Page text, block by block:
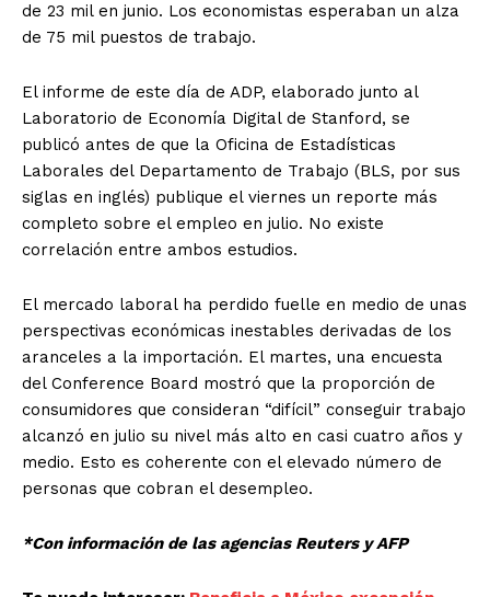
de 23 mil en junio. Los economistas esperaban un alza
de 75 mil puestos de trabajo.
El informe de este día de ADP, elaborado junto al
Laboratorio de Economía Digital de Stanford, se
publicó antes de que la Oficina de Estadísticas
Laborales del Departamento de Trabajo (BLS, por sus
siglas en inglés) publique el viernes un reporte más
completo sobre el empleo en julio. No existe
correlación entre ambos estudios.
El mercado laboral ha perdido fuelle en medio de unas
perspectivas económicas inestables derivadas de los
aranceles a la importación. El martes, una encuesta
del Conference Board mostró que la proporción de
consumidores que consideran “difícil” conseguir trabajo
alcanzó en julio su nivel más alto en casi cuatro años y
medio. Esto es coherente con el elevado número de
personas que cobran el desempleo.
*Con información de las agencias Reuters y AFP